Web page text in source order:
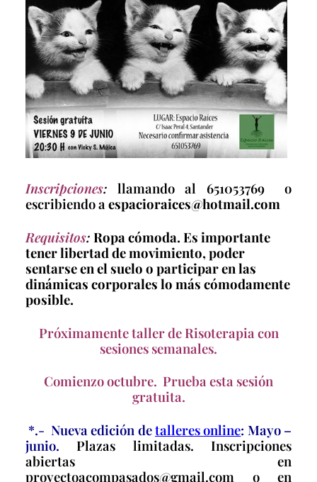
Inscripciones: llamando al 651053769 o
escribiendo aespacioraices@hotmail.com
Requisitos: Ropa cómoda. Es importante
tener libertad de movimiento, poder
sentarse en el suelo o participar en las
dinámicas corporales lo más cómodamente
posible.
Próximamente taller de Risoterapia con
sesiones semanales.
Comienzo octubre. Prueba esta sesión
gratuita.
*.- Nueva edición detalleres online: Mayo –
junio.Plazas limitadas. Inscripciones
abiertas en
proyectoacompasados@gmail.com o en